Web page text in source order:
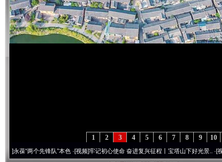
10
9
8
7
6
5
4
3
2
1
个先锋队”本色·[视频]牢记初心使命 奋进复兴征程丨宝塔山下好光景..·[视频]因党